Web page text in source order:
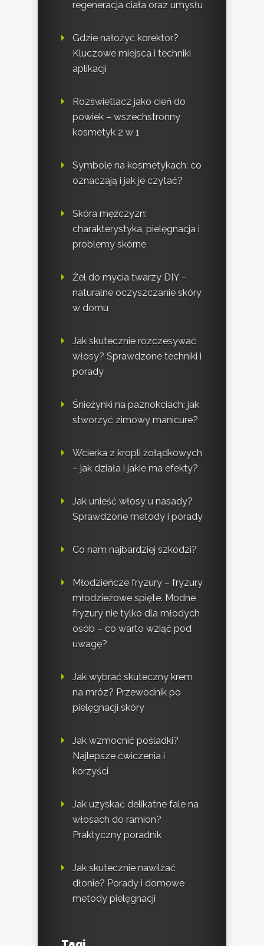
regeneracja ciała oraz umysłu
Gdzie nałożyć korektor?
Kluczowe miejsca i techniki
aplikacji
Rozświetlacz jako cień do
powiek – wszechstronny
kosmetyk 2 w 1
Symbole na kosmetykach: co
oznaczają i jak je czytać?
Skóra mężczyzn:
charakterystyka, pielęgnacja i
problemy skórne
Żel do mycia twarzy DIY –
naturalne oczyszczanie skóry
w domu
Jak skutecznie rozczesywać
włosy? Sprawdzone techniki i
porady
Śnieżynki na paznokciach: jak
stworzyć zimowy manicure?
Wcierka z kropli żołądkowych
– jak działa i jakie ma efekty?
Jak unieść włosy u nasady?
Sprawdzone metody i porady
Co nam najbardziej szkodzi?
Młodzieńcze fryzury – fryzury
młodzieżowe spięte. Modne
fryzury nie tylko dla młodych
osób – co warto wziąć pod
uwagę?
Jak wybrać skuteczny krem
na mróz? Przewodnik po
pielęgnacji skóry
Jak wzmocnić pośladki?
Najlepsze ćwiczenia i
korzyści
Jak uzyskać delikatne fale na
włosach do ramion?
Praktyczny poradnik
Jak skutecznie nawilżać
dłonie? Porady i domowe
metody pielęgnacji